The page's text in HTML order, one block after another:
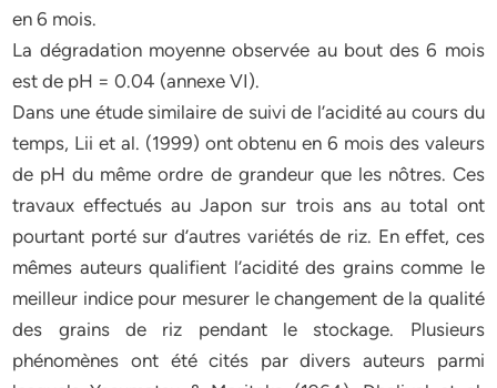
en 6 mois.
La dégradation moyenne observée au bout des 6 mois
est de pH = 0.04 (annexe VI).
Dans une étude similaire de suivi de l’acidité au cours du
temps, Lii et al. (1999) ont obtenu en 6 mois des valeurs
de pH du même ordre de grandeur que les nôtres. Ces
travaux effectués au Japon sur trois ans au total ont
pourtant porté sur d’autres variétés de riz. En effet, ces
mêmes auteurs qualifient l’acidité des grains comme le
meilleur indice pour mesurer le changement de la qualité
des grains de riz pendant le stockage. Plusieurs
phénomènes ont été cités par divers auteurs parmi